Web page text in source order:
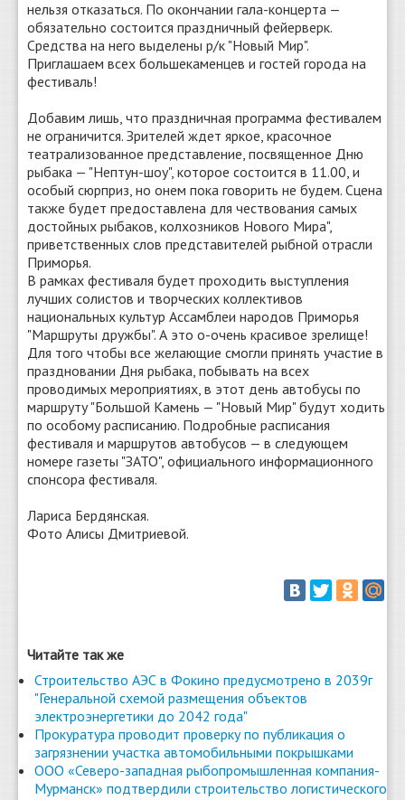
нельзя отказаться. По окончании гала-концерта —
обязательно состоится праздничный фейерверк.
Средства на него выделены р/к "Новый Мир".
Приглашаем всех большекаменцев и гостей города на
фестиваль!
Добавим лишь, что праздничная программа фестивалем
не ограничится. Зрителей ждет яркое, красочное
театрализованное представление, посвященное Дню
рыбака — "Нептун-шоу", которое состоится в 11.00, и
особый сюрприз, но онем пока говорить не будем. Сцена
также будет предоставлена для чествования самых
достойных рыбаков, колхозников Нового Мира",
приветственных слов представителей рыбной отрасли
Приморья.
В рамках фестиваля будет проходить выступления
лучших солистов и творческих коллективов
национальных культур Ассамблеи народов Приморья
"Маршруты дружбы". А это о-очень красивое зрелище!
Для того чтобы все желающие смогли принять участие в
праздновании Дня рыбака, побывать на всех
проводимых мероприятиях, в этот день автобусы по
маршруту "Большой Камень — "Новый Мир" будут ходить
по особому расписанию. Подробные расписания
фестиваля и маршрутов автобусов — в следующем
номере газеты "ЗАТО", официального информационного
спонсора фестиваля.
Лариса Бердянская.
Фото Алисы Дмитриевой.
Читайте так же
Строительство АЭС в Фокино предусмотрено в 2039г
"Генеральной схемой размещения объектов
электроэнергетики до 2042 года"
Прокуратура проводит проверку по публикация о
загрязнении участка автомобильными покрышками
ООО «Северо-западная рыбопромышленная компания-
Мурманск» подтвердили строительство логистического